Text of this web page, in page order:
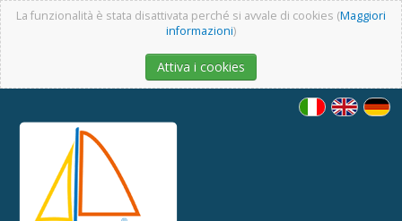
La funzionalità è stata disattivata perché si avvale di cookies (Maggiori
informazioni)
Attiva i cookies